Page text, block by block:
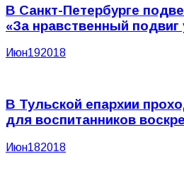
В Санкт-Петербурге
«За нравственный подвиг
Июн192018
В Тульской епархии
для воспитанников
Июн182018